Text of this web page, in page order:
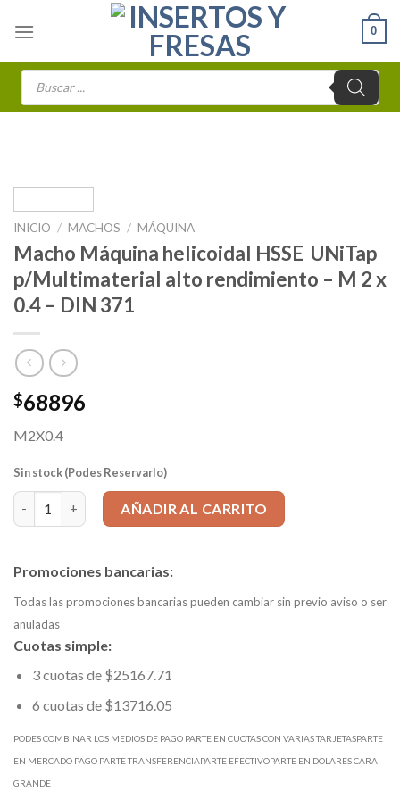
0
Búsqueda
INICIO / MACHOS / MÁQUINA
Macho Máquina helicoidal HSSE UNiTap
p/Multimaterial alto rendimiento – M 2 x
0.4 – DIN 371
$68896
M2X0.4
Sin stock (Podes Reservarlo)
Macho Máquina helicoidal HSSE UNiTap p/Multimaterial alto
AÑADIR AL CARRITO
Promociones bancarias:
Todas las promociones bancarias pueden cambiar sin previo aviso o ser
anuladas
Cuotas simple:
3 cuotas de $25167.71
6 cuotas de $13716.05
PODES COMBINAR LOS MEDIOS DE PAGO PARTE EN CUOTAS CON VARIAS TARJETASPARTE
EN MERCADO PAGO PARTE TRANSFERENCIAPARTE EFECTIVOPARTE EN DOLARES CARA
GRANDE